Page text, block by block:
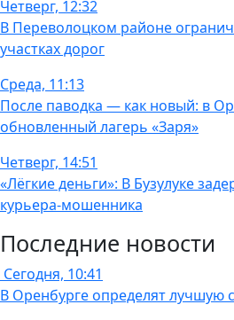
Четверг, 12:32
В Переволоцком районе
участках дорог
Среда, 11:13
После паводка — как новый: в
обновленный лагерь «Заря»
Четверг, 14:51
«Лёгкие деньги»: В Бузулуке
курьера-мошенника
Последние новости
Сегодня, 10:41
В Оренбурге определят лучшую